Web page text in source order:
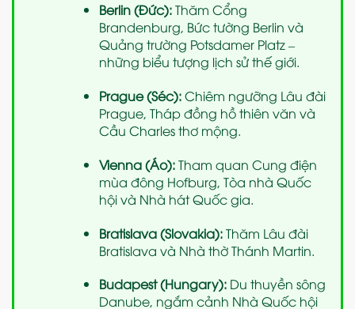
Berlin (Đức):Thăm Cổng
Brandenburg, Bức tường Berlin và
Quảng trường Potsdamer Platz –
những biểu tượng lịch sử thế giới.
Prague (Séc):Chiêm ngưỡng Lâu đài
Prague, Tháp đồng hồ thiên văn và
Cầu Charles thơ mộng.
Vienna (Áo):Tham quan Cung điện
mùa đông Hofburg, Tòa nhà Quốc
hội và Nhà hát Quốc gia.
Bratislava (Slovakia):Thăm Lâu đài
Bratislava và Nhà thờ Thánh Martin.
Budapest (Hungary):Du thuyền sông
Danube, ngắm cảnh Nhà Quốc hội